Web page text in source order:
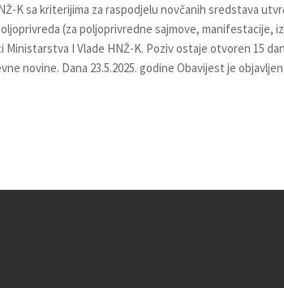
K sa kriterijima za raspodjelu novčanih sredstava
(za poljoprivredne sajmove, manifestacije,
Ministarstva I Vlade HNŽ-K. Poziv ostaje otvoren 15
novine. Dana 23.5.2025. godine Obavijest je